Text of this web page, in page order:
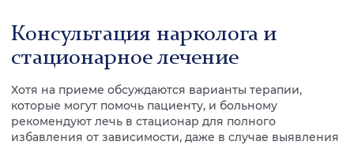
Консультация нарколога и
стационарное лечение
Хотя на приеме обсуждаются варианты терапии,
которые могут помочь пациенту, и больному
рекомендуют лечь в стационар для полного
избавления от зависимости, даже в случае выявления